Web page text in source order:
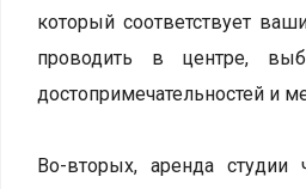
который соответствует
проводить в центре,
достопримечательностей и
Во-вторых, аренда